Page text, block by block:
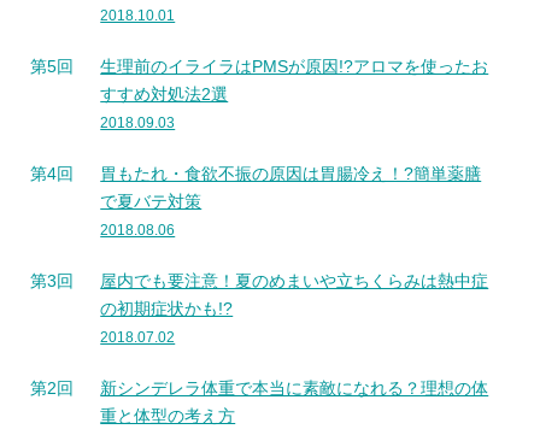
2018.10.01
第5回
生理前のイライラはPMSが原因!?アロマを使ったお
すすめ対処法2選
2018.09.03
第4回
胃もたれ・食欲不振の原因は胃腸冷え！?簡単薬膳
で夏バテ対策
2018.08.06
第3回
屋内でも要注意！夏のめまいや立ちくらみは熱中症
の初期症状かも!?
2018.07.02
第2回
新シンデレラ体重で本当に素敵になれる？理想の体
重と体型の考え方